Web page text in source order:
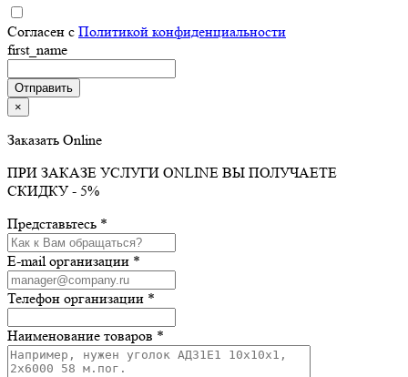
Согласен с Политикой конфиденциальности
first_name
×
Заказать Online
ПРИ ЗАКАЗЕ УСЛУГИ ONLINE ВЫ ПОЛУЧАЕТЕ
СКИДКУ - 5%
Представьтесь *
E-mail организации *
Телефон организации *
Наименование товаров *